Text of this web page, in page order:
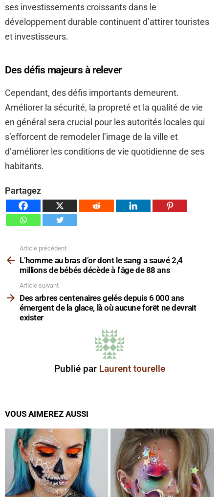
ses investissements croissants dans le
développement durable continuent d’attirer touristes
et investisseurs.
Des défis majeurs à relever
Cependant, des défis importants demeurent.
Améliorer la sécurité, la propreté et la qualité de vie
en général sera crucial pour les autorités locales qui
s’efforcent de remodeler l’image de la ville et
d’améliorer les conditions de vie quotidienne de ses
habitants.
Partagez
plus
Article précédent
L’homme au bras d’or dont le sang a sauvé 2,4
millions de bébés décède à l’âge de 88 ans
Article suivant
Des arbres centenaires gelés depuis 6 000 ans
émergent de la glace, là où aucune forêt ne devrait
exister
Publié par Laurent tourelle
VOUS AIMEREZ AUSSI